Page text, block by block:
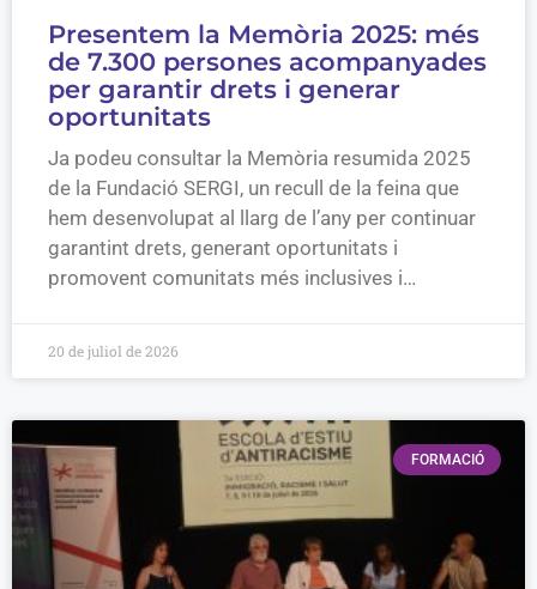
Presentem la Memòria 2025: més
de 7.300 persones acompanyades
per garantir drets i generar
oportunitats
Ja podeu consultar la Memòria resumida 2025
de la Fundació SERGI, un recull de la feina que
hem desenvolupat al llarg de l’any per continuar
garantint drets, generant oportunitats i
promovent comunitats més inclusives i…
20 de juliol de 2026
FORMACIÓ